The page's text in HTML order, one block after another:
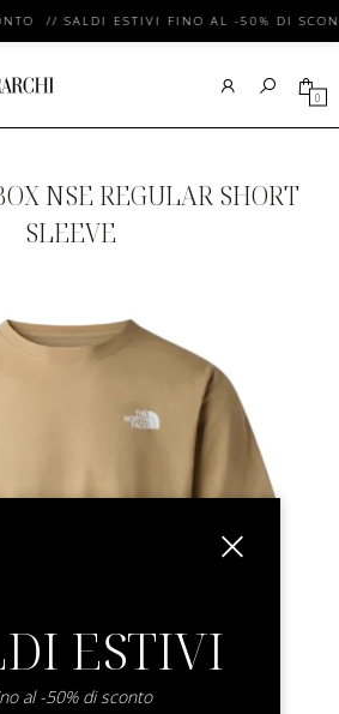
// SALDI ESTIVI FINO AL -50% DI
0
NSE REGULAR SHORT
SLEEVE
ESTIVI
al -50% di sconto